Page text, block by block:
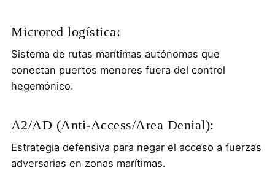
Microred logística:
Sistema de rutas marítimas autónomas que
conectan puertos menores fuera del control
hegemónico.
A2/AD (Anti-Access/Area Denial):
Estrategia defensiva para negar el acceso a fuerzas
adversarias en zonas marítimas.